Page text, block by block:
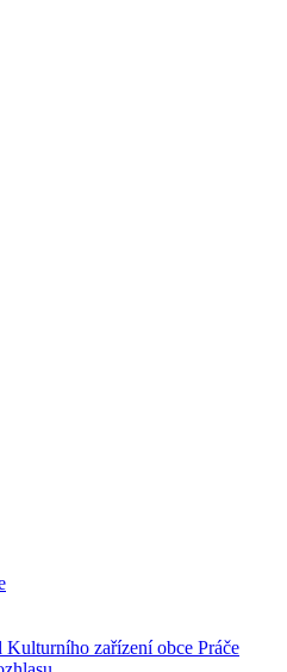
Kulturního zařízení obce Práče